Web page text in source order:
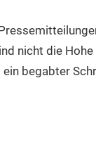
nicht die Hohe
begabter